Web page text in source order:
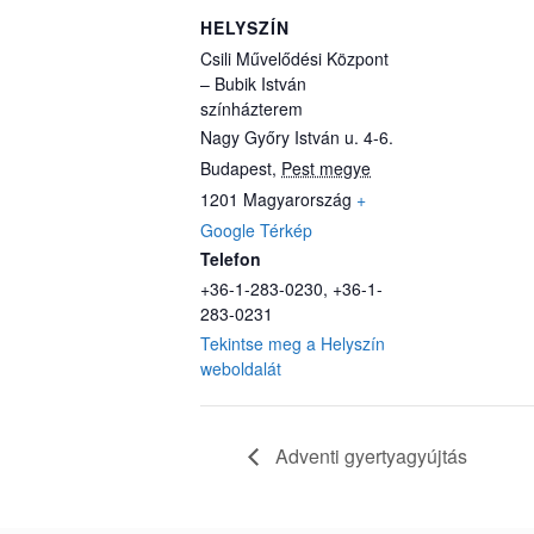
HELYSZÍN
Csili Művelődési Központ
– Bubik István
színházterem
Nagy Győry István u. 4-6.
Budapest, Pest megye
1201 Magyarország +
Google Térkép
Telefon
+36-1-283-0230, +36-1-
283-0231
Tekintse meg a Helyszín
weboldalát
Adventi gyertyagyújtás